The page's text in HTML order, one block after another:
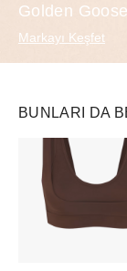
Golden Goose
Markayı Keşfet
BUNLARI DA